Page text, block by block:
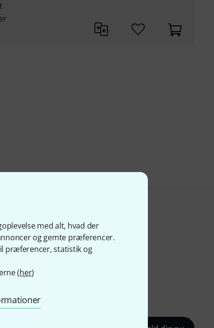
med alt, hvad der
og gemte præferencer.
præferencer, statistik og
(her)